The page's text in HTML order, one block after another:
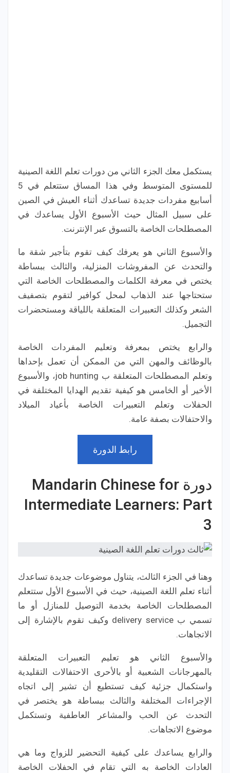
يستكمل معك الجزء الثاني من دورات تعلم اللغة الصينية
للمستوى المتوسط وفي هذا المساق ستتعلم في 5
أسابيع مفردات جديدة تساعدك أثناء العيش في الصين
على سبيل المثال حيث الأسبوع الأول يساعدك في
المصطلحات الخاصة بالتسوق عبر الإنترنت.
والأسبوع الثاني هو يعرفك كيف تقوم بتأجير شقة ما
والتحدث عن المفروشات المنزلية، والثالث ببساطة
يختص في معرفة الكلمات والمصطلحات الخاصة التي
ستحتاجها عند الذهاب لمحل كوافير لتقوم بتصفيف
الشعر وكذلك التعبيرات المتعلقة باللياقة ومستحضرات
التجميل.
والرابع يختص بمعرفة وتعليم المفردات الخاصة
بالوظائف والمهن التي من الممكن أن تعمل بإحداها
وتعلم المصطلحات المتعلقة ب job hunting، والأسبوع
الأخير أو الخامس هو كيفية تقديم الهدايا المختلفة في
الحفلات وتعلم التعبيرات الخاصة بأعياد الميلاد
والاحتفالات بصفة عامة.
رابط الدورة
دورة Mandarin Chinese for
Intermediate Learners: Part
3
وهنا في الجزء الثالث، يتناول موضوعات جديدة تساعدك
أثناء تعلم اللغة الصينية، حيث في الأسبوع الأول ستتعلم
المصطلحات الخاصة بخدمة التوصيل للمنازل أو ما
تسمي ب delivery service وكيف تقوم بالإشارة إلى
الاتجاهات.
والأسبوع الثاني هو تعليم التعبيرات المتعلقة
بالمهرجانات الشعبية أو بالأحرى الاحتفالات التقليدية
واستكمال جزئية كيف تستطيع أن تشير إلى اتجاه
الإجراءات المختلفة والثالث ببساطة هو يختصر في
التحدث عن الحب والمشاعر العاطفية وتستكمل
موضوع الاتجاهات.
والرابع يساعدك على كيفية التحضير للزواج وما هي
العادات الخاصة به التي تقام في الحفلات الخاصة